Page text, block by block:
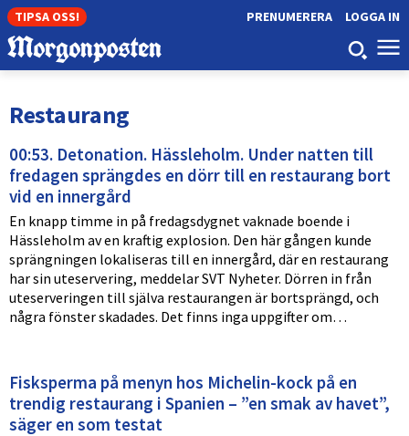
TIPSA OSS! LOGGA IN
PRENUMERERA
Restaurang
00:53. Detonation. Hässleholm. Under natten till
fredagen sprängdes en dörr till en restaurang bort
vid en innergård
En knapp timme in på fredagsdygnet vaknade boende i
Hässleholm av en kraftig explosion. Den här gången kunde
sprängningen lokaliseras till en innergård, där en restaurang
har sin uteservering, meddelar SVT Nyheter. Dörren in från
uteserveringen till själva restaurangen är bortsprängd, och
några fönster skadades. Det finns inga uppgifter om…
Fisksperma på menyn hos Michelin-kock på en
trendig restaurang i Spanien – ”en smak av havet”,
säger en som testat